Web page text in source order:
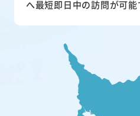
へ最短即日中の訪問が可能